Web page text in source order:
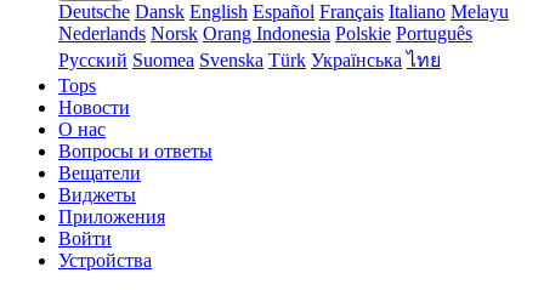
Deutsche Dansk English Español Français Italiano Melayu
Nederlands Norsk Orang Indonesia Polskie Português
Pусский Suomea Svenska Türk Українська ไทย
Tops
Новости
О нас
Вопросы и ответы
Вещатели
Виджеты
Приложения
Войти
Устройства